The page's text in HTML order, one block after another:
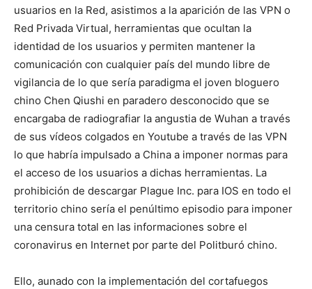
usuarios en la Red, asistimos a la aparición de las VPN o
Red Privada Virtual, herramientas que ocultan la
identidad de los usuarios y permiten mantener la
comunicación con cualquier país del mundo libre de
vigilancia de lo que sería paradigma el joven bloguero
chino Chen Qiushi en paradero desconocido que se
encargaba de radiografiar la angustia de Wuhan a través
de sus vídeos colgados en Youtube a través de las VPN
lo que habría impulsado a China a imponer normas para
el acceso de los usuarios a dichas herramientas. La
prohibición de descargar Plague Inc. para IOS en todo el
territorio chino sería el penúltimo episodio para imponer
una censura total en las informaciones sobre el
coronavirus en Internet por parte del Politburó chino.
Ello, aunado con la implementación del cortafuegos